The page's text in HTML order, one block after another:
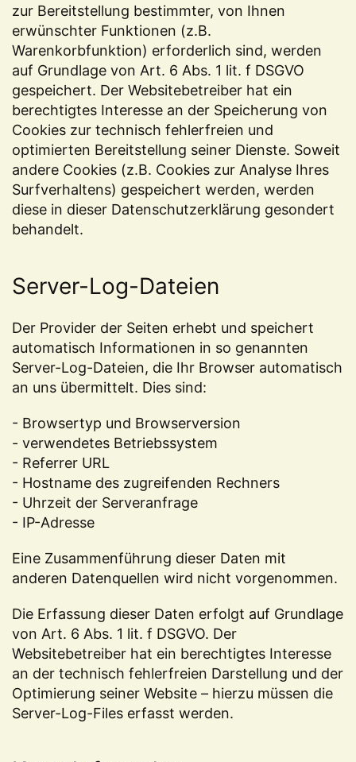
zur Bereitstellung bestimmter, von Ihnen
erwünschter Funktionen (z.B.
Warenkorbfunktion) erforderlich sind, werden
auf Grundlage von Art. 6 Abs. 1 lit. f DSGVO
gespeichert. Der Websitebetreiber hat ein
berechtigtes Interesse an der Speicherung von
Cookies zur technisch fehlerfreien und
optimierten Bereitstellung seiner Dienste. Soweit
andere Cookies (z.B. Cookies zur Analyse Ihres
Surfverhaltens) gespeichert werden, werden
diese in dieser Datenschutzerklärung gesondert
behandelt.
Server-Log-Dateien
Der Provider der Seiten erhebt und speichert
automatisch Informationen in so genannten
Server-Log-Dateien, die Ihr Browser automatisch
an uns übermittelt. Dies sind:
- Browsertyp und Browserversion
- verwendetes Betriebssystem
- Referrer URL
- Hostname des zugreifenden Rechners
- Uhrzeit der Serveranfrage
- IP-Adresse
Eine Zusammenführung dieser Daten mit
anderen Datenquellen wird nicht vorgenommen.
Die Erfassung dieser Daten erfolgt auf Grundlage
von Art. 6 Abs. 1 lit. f DSGVO. Der
Websitebetreiber hat ein berechtigtes Interesse
an der technisch fehlerfreien Darstellung und der
Optimierung seiner Website – hierzu müssen die
Server-Log-Files erfasst werden.